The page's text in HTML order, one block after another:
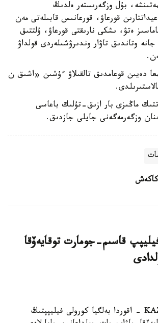
بۇل وزگەرىستەر ەلدىڭ
قورعاۋ، قورعانىس قابىلەتى مەن
ەتۋ، ىشكى نارىقتى قورعاۋ، ۇلتتىق
جانە وتاندىق تاۋار وندىرۋشىلەردى قولداۋ
ماۋسىمعا دەيىن قوعامدىق تالقىلاۋ ءۇشىن «اشىق ن
ماڭىزى بار ازىق-تۇلىك باعاسى
وزگەرمەگەنى جايلى جازدىق.
كاكەش
قاسىم-جومارت توقايەۆقا
استانا. KAZINFORM - اقوردا بەلگيا كورولى فيليپپتىڭ